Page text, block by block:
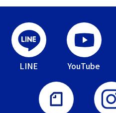
LINE YouTube